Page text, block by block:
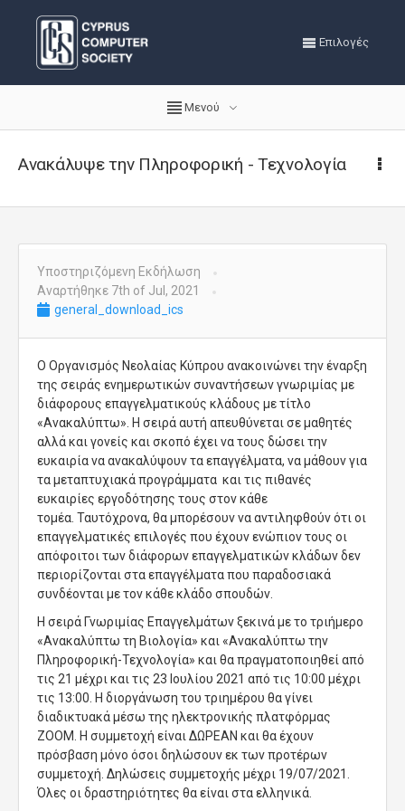
Επιλογές
Μενού
Ανακάλυψε την Πληροφορική - Τεχνολογία
Υποστηριζόμενη Εκδήλωση
Αναρτήθηκε 7th of Jul, 2021
general_download_ics
Ο Οργανισμός Νεολαίας Κύπρου ανακοινώνει την έναρξη
της σειράς ενημερωτικών συναντήσεων γνωριμίας με
διάφορους επαγγελματικούς κλάδους με τίτλο
«Ανακαλύπτω». Η σειρά αυτή απευθύνεται σε μαθητές
αλλά και γονείς και σκοπό έχει να τους δώσει την
ευκαιρία να ανακαλύψουν τα επαγγέλματα, να μάθουν για
τα μεταπτυχιακά προγράμματα και τις πιθανές
ευκαιρίες εργοδότησης τους στον κάθε
τομέα. Ταυτόχρονα, θα μπορέσουν να αντιληφθούν ότι οι
επαγγελματικές επιλογές που έχουν ενώπιον τους οι
απόφοιτοι των διάφορων επαγγελματικών κλάδων δεν
περιορίζονται στα επαγγέλματα που παραδοσιακά
συνδέονται με τον κάθε κλάδο σπουδών.
Η σειρά Γνωριμίας Επαγγελμάτων ξεκινά με το τριήμερο
«Ανακαλύπτω τη Βιολογία» και «Ανακαλύπτω την
Πληροφορική-Τεχνολογία» και θα πραγματοποιηθεί από
τις 21 μέχρι και τις 23 Ιουλίου 2021 από τις 10:00 μέχρι
τις 13:00. Η διοργάνωση του τριημέρου θα γίνει
διαδικτυακά μέσω της ηλεκτρονικής πλατφόρμας
ΖΟΟΜ. Η συμμετοχή είναι ΔΩΡΕΑΝ και θα έχουν
πρόσβαση μόνο όσοι δηλώσουν εκ των προτέρων
συμμετοχή. Δηλώσεις συμμετοχής μέχρι 19/07/2021.
Όλες οι δραστηριότητες θα είναι στα ελληνικά.